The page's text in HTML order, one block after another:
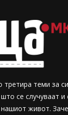
теми за
се случуваат и
живот.